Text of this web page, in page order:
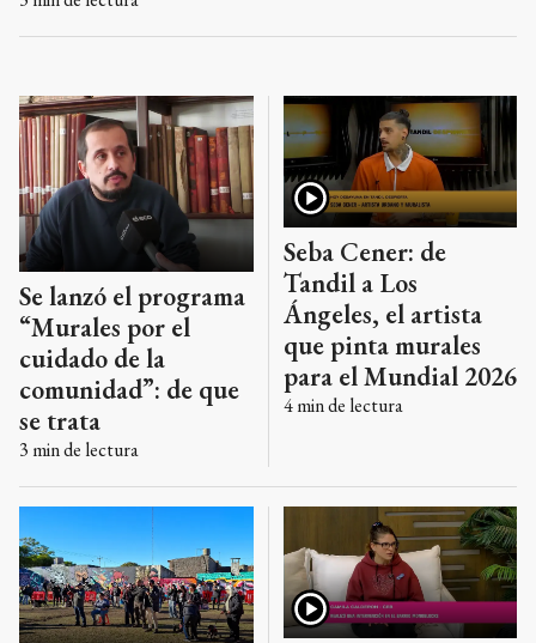
Se lanzó el programa
“Murales por el
cuidado de la
comunidad”: de que
se trata
3 min de lectura
Seba Cener: de
Tandil a Los
Ángeles, el artista
que pinta murales
para el Mundial 2026
4min de lectura